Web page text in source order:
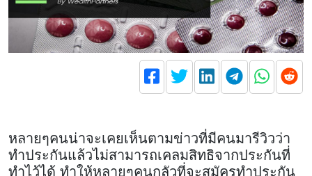
หลายๆคนน่าจะเคยเห็นตามข่าวที่มีคนมารีวิวว่า
ทำประกันแล้วไม่สามารถเคลมสิทธิจากประกันที่
ทำไว้ได้ ทำให้หลายๆคนกลัวที่จะสมัครทำประกัน